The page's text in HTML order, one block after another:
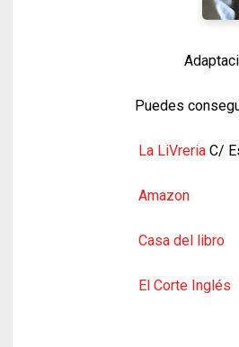
Puedes conseguir
La LiVreria C/
Amazon
Casa del libro
El Corte Inglés